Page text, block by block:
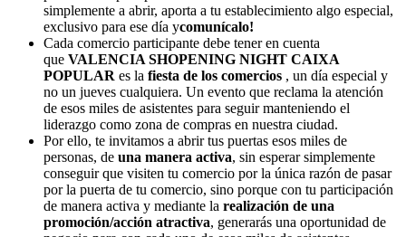
simplemente a abrir, aporta a tu establecimiento algo especial,
exclusivo para ese día ycomunícalo!
Cada comercio participante debe tener en cuenta
que VALENCIA SHOPENING NIGHT CAIXA
POPULAR es la fiesta de los comercios , un día especial y
no un jueves cualquiera. Un evento que reclama la atención
de esos miles de asistentes para seguir manteniendo el
liderazgo como zona de compras en nuestra ciudad.
Por ello, te invitamos a abrir tus puertas esos miles de
personas, de una manera activa, sin esperar simplemente
conseguir que visiten tu comercio por la única razón de pasar
por la puerta de tu comercio, sino porque con tu participación
de manera activa y mediante la realización de una
promoción/acción atractiva, generarás una oportunidad de